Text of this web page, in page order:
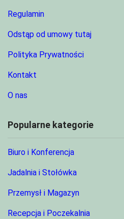
Regulamin
Odstąp od umowy tutaj
Polityka Prywatności
Kontakt
O nas
Popularne kategorie
Biuro i Konferencja
Jadalnia i Stołówka
Przemysł i Magazyn
Recepcja i Poczekalnia